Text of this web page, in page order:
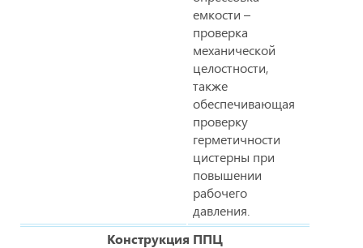
емкости –
проверка
механической
целостности,
также
обеспечивающая
проверку
герметичности
цистерны при
повышении
рабочего
давления.
Конструкция ППЦ